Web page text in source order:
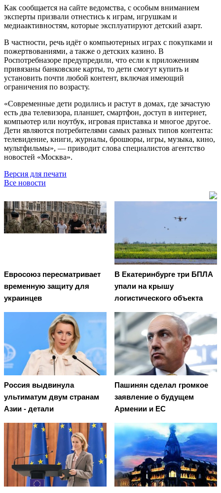
Как сообщается на сайте ведомства, с особым вниманием
эксперты призвали отнестись к играм, игрушкам и
медиаактивностям, которые эксплуатируют детский азарт.
В частности, речь идёт о компьютерных играх с покупками и
пожертвованиями, а также о детских казино. В
Роспотребназоре предупредили, что если к приложениям
привязаны банковские карты, то дети смогут купить и
установить почти любой контент, включая имеющий
ограничения по возрасту.
«Современные дети родились и растут в домах, где зачастую
есть два телевизора, планшет, смартфон, доступ в интернет,
компьютер или ноутбук, игровая приставка и многое другое.
Дети являются потребителями самых разных типов контента:
телевидение, книги, журналы, брошюры, игры, музыка, кино,
мультфильмы», — приводит слова специалистов агентство
новостей «Москва».
Версия для печати
Все новости
Евросоюз пересматривает
временную защиту для
украинцев
В Екатеринбурге три БПЛА
упали на крышу
логистического объекта
Россия выдвинула
ультиматум двум странам
Азии - детали
Пашинян сделал громкое
заявление о будущем
Армении и ЕС